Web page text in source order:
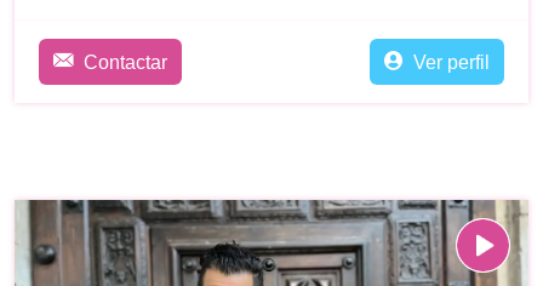
Contactar Ver perfil